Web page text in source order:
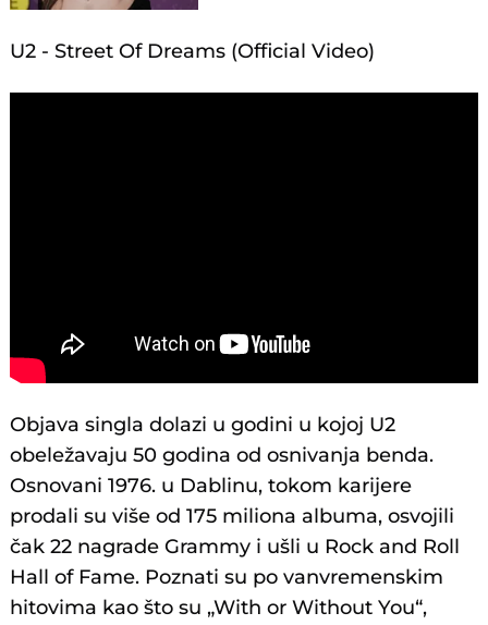
U2 - Street Of Dreams (Official Video)
Objava singla dolazi u godini u kojoj U2
obeležavaju 50 godina od osnivanja benda.
Osnovani 1976. u Dablinu, tokom karijere
prodali su više od 175 miliona albuma, osvojili
čak 22 nagrade Grammy i ušli u Rock and Roll
Hall of Fame. Poznati su po vanvremenskim
hitovima kao što su „With or Without You“,